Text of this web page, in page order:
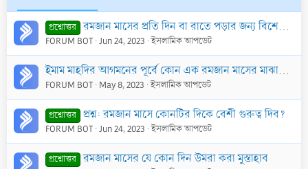
প্রশ্নোত্তর রমজান মাসের প্রতি দিন বা রাতে পড়ার জন্য বিশেষ কোন দু’আ নেই
FORUM BOT Jun 24, 2023 ইসলামিক আপডেট
ইমাম মাহদির আগমনের পূর্বে কোন এক রমজান মাসের মাঝামাঝিতে আকাশ থেকে বিকট আওয়াজ আসার হাদিস বানোয়াট ও বাতিল
FORUM BOT May 8, 2023 ইসলামিক আপডেট
প্রশ্নোত্তর প্রশ্ন: রমজান মাসে কোনটির দিকে বেশী গুরুত্ব দিব?
FORUM BOT Jun 24, 2023 ইসলামিক আপডেট
প্রশ্নোত্তর রমজান মাসের যে কোন দিন উমরা করা মুস্তাহাব